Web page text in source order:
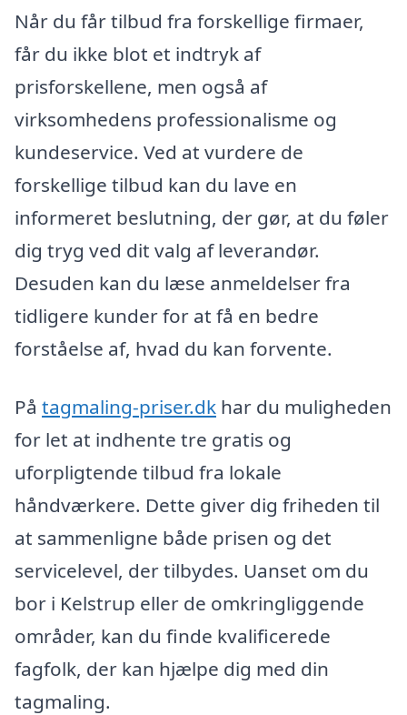
Når du får tilbud fra forskellige firmaer,
får du ikke blot et indtryk af
prisforskellene, men også af
virksomhedens professionalisme og
kundeservice. Ved at vurdere de
forskellige tilbud kan du lave en
informeret beslutning, der gør, at du føler
dig tryg ved dit valg af leverandør.
Desuden kan du læse anmeldelser fra
tidligere kunder for at få en bedre
forståelse af, hvad du kan forvente.
På tagmaling-priser.dk har du muligheden
for let at indhente tre gratis og
uforpligtende tilbud fra lokale
håndværkere. Dette giver dig friheden til
at sammenligne både prisen og det
servicelevel, der tilbydes. Uanset om du
bor i Kelstrup eller de omkringliggende
områder, kan du finde kvalificerede
fagfolk, der kan hjælpe dig med din
tagmaling.